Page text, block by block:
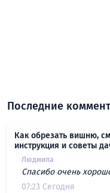
Последние
Как обрезать вишню,
инструкция и советы
Людмила
Спасибо очень
07:23 Сегодня